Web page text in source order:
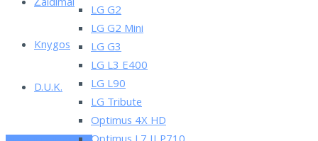
Knygos
D.U.K.
LG G2
LG G2 Mini
LG G3
LG L3 E400
LG L90
LG Tribute
Optimus 4X HD